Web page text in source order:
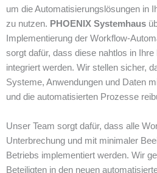
um die Automatisierungslösungen in
zu nutzen. PHOENIX Systemhaus
Implementierung der Workflow-
sorgt dafür, dass diese nahtlos in
integriert werden. Wir stellen sicher,
Systeme, Anwendungen und Daten
und die automatisierten Prozesse
Unser Team sorgt dafür, dass alle
Unterbrechung und mit minimaler
Betriebs implementiert werden. Wir
Beteiligten in den neuen